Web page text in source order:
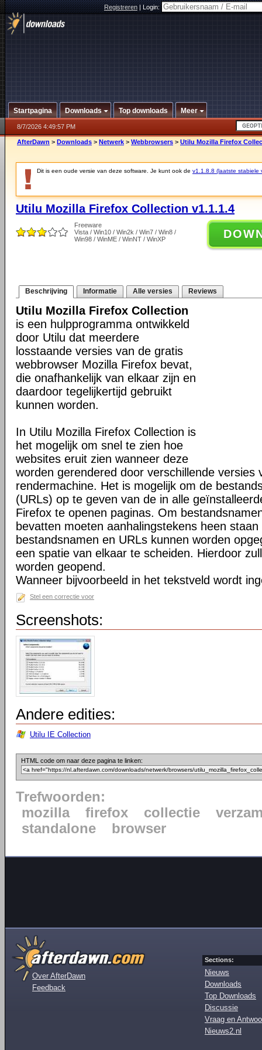
Registreren|Login:
Startpagina Downloads Top downloads Meer
8/7/2026 4:49:57 PM
AfterDawn > Downloads > Netwerk > Webbrowsers > Utilu Mozilla Firefox
Dit is een oude versie van deze software. Je kunt ook de v1.1.8.8 (laatste stabiele
Utilu Mozilla Firefox Collection v1.1.1.4
Freeware
Vista / Win10 / Win2k / Win7 / Win8 /
Win98 / WinME / WinNT / WinXP
Beschrijving Informatie Alle versies Reviews
Utilu Mozilla Firefox Collection
is een hulpprogramma ontwikkeld
door Utilu dat meerdere
losstaande versies van de gratis
webbrowser Mozilla Firefox bevat,
die onafhankelijk van elkaar zijn en
daardoor tegelijkertijd gebruikt
kunnen worden.
In Utilu Mozilla Firefox Collection is
het mogelijk om snel te zien hoe
websites eruit zien wanneer deze
worden gerendered door verschillende versies
rendermachine. Het is mogelijk om de
(URLs) op te geven van de in alle
Firefox te openen paginas. Om
bevatten moeten aanhalingstekens heen
bestandsnamen en URLs kunnen worden
een spatie van elkaar te scheiden. Hierdoor
worden geopend.
Wanneer bijvoorbeeld in het tekstveld wordt
Stel een correctie voor
Screenshots:
Andere edities:
Utilu IE Collection
HTML code om naar deze pagina te linken:
Trefwoorden:
mozilla
firefox collectie
standalone
browser
Over AfterDawn
Feedback
Sections:
Nieuws
Downloads
Top Downloads
Discussie
Vraag en
Nieuws2.nl